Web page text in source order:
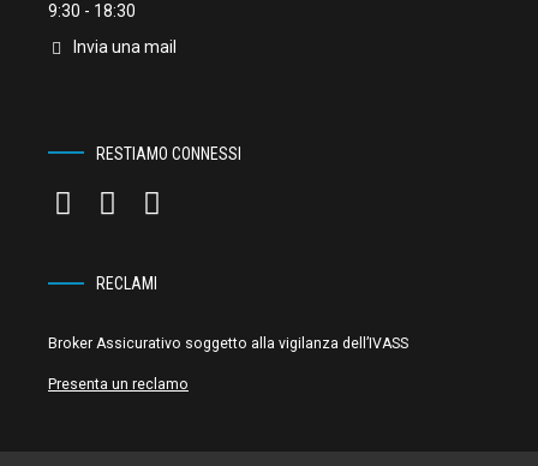
9:30 - 18:30
Invia una mail
RESTIAMO CONNESSI
RECLAMI
Broker Assicurativo soggetto alla vigilanza dell’IVASS
Presenta un reclamo